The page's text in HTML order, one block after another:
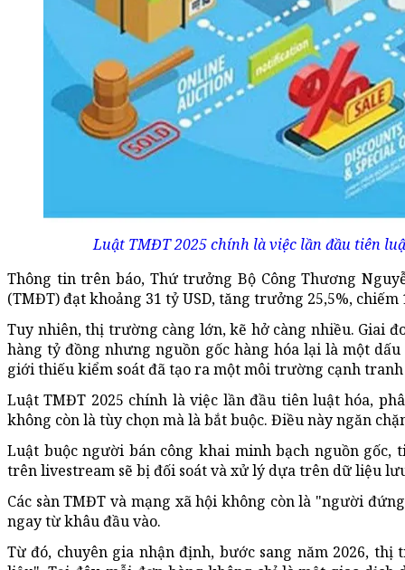
Luật TMĐT 2025 chính là việc lần đầu tiên
Thông tin trên báo, Thứ trưởng Bộ Công Thương
(TMĐT) đạt khoảng 31 tỷ USD, tăng trưởng 25,5%,
Tuy nhiên, thị trường càng lớn, kẽ hở càng nhiều. Giai
hàng tỷ đồng nhưng nguồn gốc hàng hóa lại là một
giới thiếu kiểm soát đã tạo ra một môi trường cạnh
Luật TMĐT 2025 chính là việc lần đầu tiên luật hóa,
không còn là tùy chọn mà là bắt buộc. Điều này ngăn
Luật buộc người bán công khai minh bạch nguồn
trên livestream sẽ bị đối soát và xử lý dựa trên dữ liệu
Các sàn TMĐT và mạng xã hội không còn là "người
ngay từ khâu đầu vào.
Từ đó, chuyên gia nhận định, bước sang năm 2026,